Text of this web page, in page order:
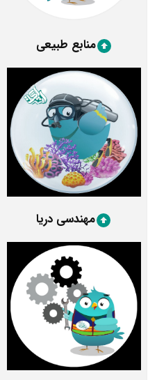
منابع طبیعی
مهندسی دریا